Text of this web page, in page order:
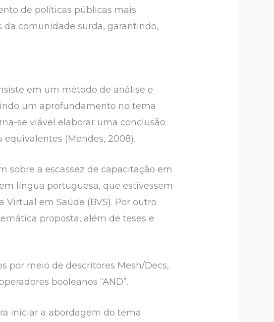
de políticas públicas mais
comunidade surda, garantindo,
em um método de análise e
um aprofundamento no tema
se viável elaborar uma conclusão
(Mendes, 2008).
sobre a escassez de capacitação em
língua portuguesa, que estivessem
em Saúde (BVS). Por outro
proposta, além de teses e
por meio de descritores Mesh/Decs,
booleanos “AND”.
iniciar a abordagem do tema